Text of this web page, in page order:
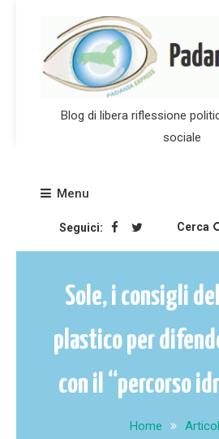
Blog di libera riflessione
sociale
Menu
Seguici: Cerca
Sole, i consigli
plastico per
con il “percorso
Home